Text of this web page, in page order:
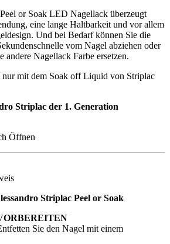
or Soak LED Nagellack überzeugt
eine lange Haltbarkeit und vor allem
Und bei Bedarf können Sie die
vom Nagel abziehen oder
andere Nagellack Farbe ersetzen.
nur mit dem Soak off Liquid von Striplac
Striplac der 1. Generation
Striplac Peel or Soak
Sie den Nagel mit einem